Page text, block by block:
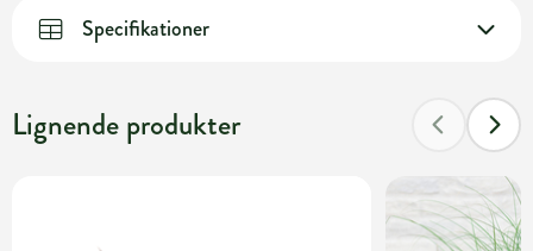
Specifikationer
Lignende produkter